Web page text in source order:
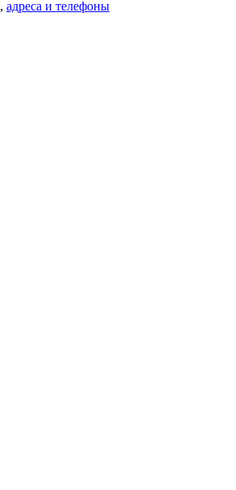
, адреса и телефоны